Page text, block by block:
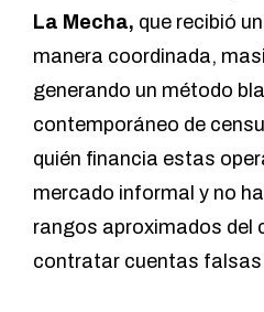
La Mecha, que recibió
manera coordinada,
generando un método
contemporáneo de
quién financia estas
mercado informal y no
rangos aproximados del
contratar cuentas